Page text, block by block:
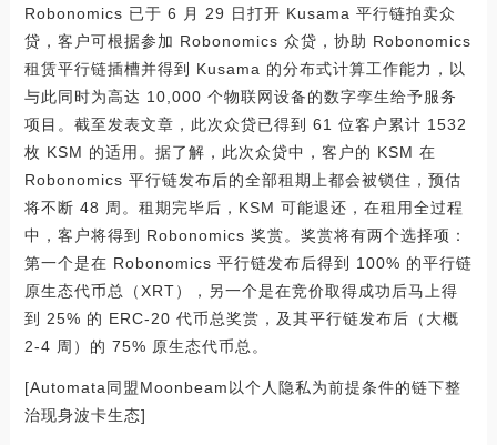
Robonomics 已于 6 月 29 日打开 Kusama 平行链拍卖众
贷，客户可根据参加 Robonomics 众贷，协助 Robonomics
租赁平行链插槽并得到 Kusama 的分布式计算工作能力，以
与此同时为高达 10,000 个物联网设备的数字孪生给予服务
项目。截至发表文章，此次众贷已得到 61 位客户累计 1532
枚 KSM 的适用。据了解，此次众贷中，客户的 KSM 在
Robonomics 平行链发布后的全部租期上都会被锁住，预估
将不断 48 周。租期完毕后，KSM 可能退还，在租用全过程
中，客户将得到 Robonomics 奖赏。奖赏将有两个选择项：
第一个是在 Robonomics 平行链发布后得到 100% 的平行链
原生态代币总（XRT），另一个是在竞价取得成功后马上得
到 25% 的 ERC-20 代币总奖赏，及其平行链发布后（大概
2-4 周）的 75% 原生态代币总。
[Automata同盟Moonbeam以个人隐私为前提条件的链下整
治现身波卡生态]